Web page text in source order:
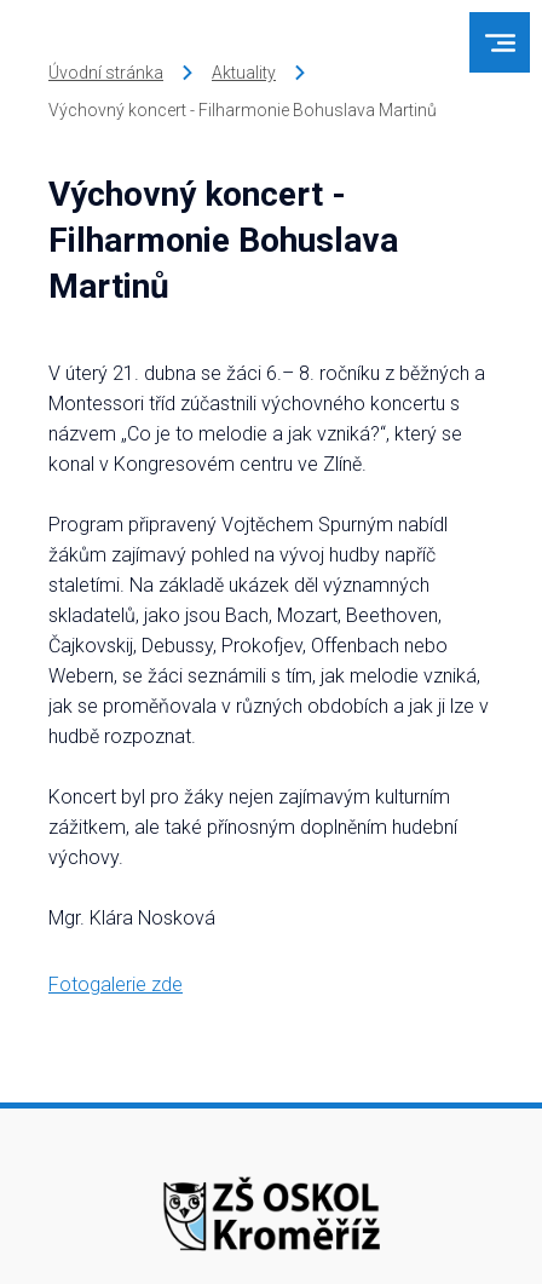
Úvodní stránka
Aktuality
Výchovný koncert - Filharmonie Bohuslava Martinů
Výchovný koncert -
Filharmonie Bohuslava
Martinů
V úterý 21. dubna se žáci 6.– 8. ročníku z běžných a
Montessori tříd zúčastnili výchovného koncertu s
názvem „Co je to melodie a jak vzniká?“, který se
konal v Kongresovém centru ve Zlíně.
Program připravený Vojtěchem Spurným nabídl
žákům zajímavý pohled na vývoj hudby napříč
staletími. Na základě ukázek děl významných
skladatelů, jako jsou Bach, Mozart, Beethoven,
Čajkovskij, Debussy, Prokofjev, Offenbach nebo
Webern, se žáci seznámili s tím, jak melodie vzniká,
jak se proměňovala v různých obdobích a jak ji lze v
hudbě rozpoznat.
Koncert byl pro žáky nejen zajímavým kulturním
zážitkem, ale také přínosným doplněním hudební
výchovy.
Mgr. Klára Nosková
Fotogalerie zde